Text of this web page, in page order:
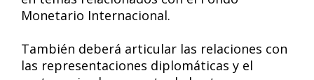
Monetario Internacional.
También deberá articular las relaciones con
las representaciones diplomáticas y el